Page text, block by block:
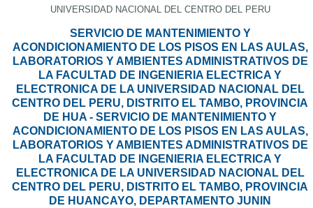
UNIVERSIDAD NACIONAL DEL CENTRO DEL PERU
SERVICIO DE MANTENIMIENTO Y
ACONDICIONAMIENTO DE LOS PISOS EN LAS AULAS,
LABORATORIOS Y AMBIENTES ADMINISTRATIVOS DE
LA FACULTAD DE INGENIERIA ELECTRICA Y
ELECTRONICA DE LA UNIVERSIDAD NACIONAL DEL
CENTRO DEL PERU, DISTRITO EL TAMBO, PROVINCIA
DE HUA - SERVICIO DE MANTENIMIENTO Y
ACONDICIONAMIENTO DE LOS PISOS EN LAS AULAS,
LABORATORIOS Y AMBIENTES ADMINISTRATIVOS DE
LA FACULTAD DE INGENIERIA ELECTRICA Y
ELECTRONICA DE LA UNIVERSIDAD NACIONAL DEL
CENTRO DEL PERU, DISTRITO EL TAMBO, PROVINCIA
DE HUANCAYO, DEPARTAMENTO JUNIN